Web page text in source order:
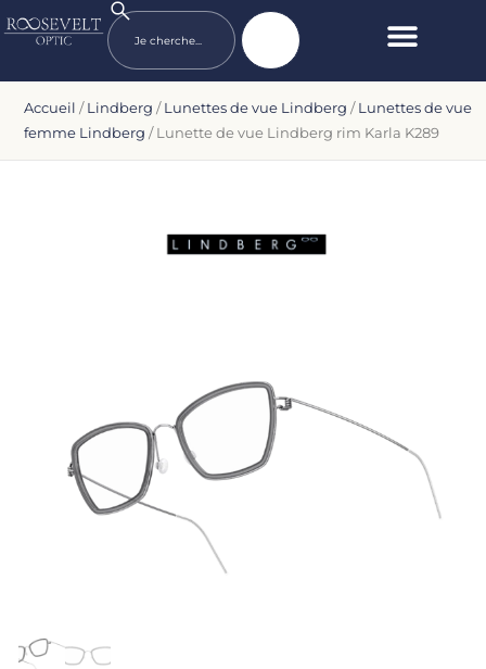
Accueil /Lindberg /Lunettes de vue Lindberg /Lunettes de vue
femme Lindberg / Lunette de vue Lindberg rim Karla K289